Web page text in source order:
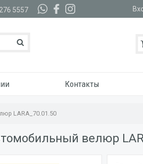
5557
Контакты
LARA_70.01.50
велюр